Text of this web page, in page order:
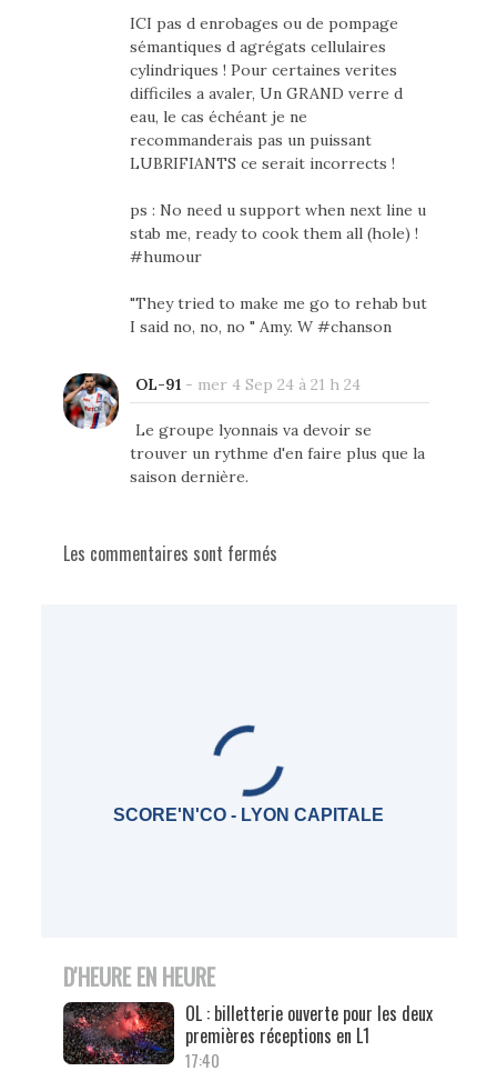
ICI pas d enrobages ou de pompage
sémantiques d agrégats cellulaires
cylindriques ! Pour certaines verites
difficiles a avaler, Un GRAND verre d
eau, le cas échéant je ne
recommanderais pas un puissant
LUBRIFIANTS ce serait incorrects !
ps : No need u support when next line u
stab me, ready to cook them all (hole) !
#humour
"They tried to make me go to rehab but
I said no, no, no " Amy. W #chanson
OL-91- mer 4 Sep 24 à 21 h 24
Le groupe lyonnais va devoir se
trouver un rythme d'en faire plus que la
saison dernière.
Les commentaires sont fermés
SCORE'N'CO - LYON CAPITALE
D'HEURE EN HEURE
OL : billetterie ouverte pour les deux
premières réceptions en L1
17:40